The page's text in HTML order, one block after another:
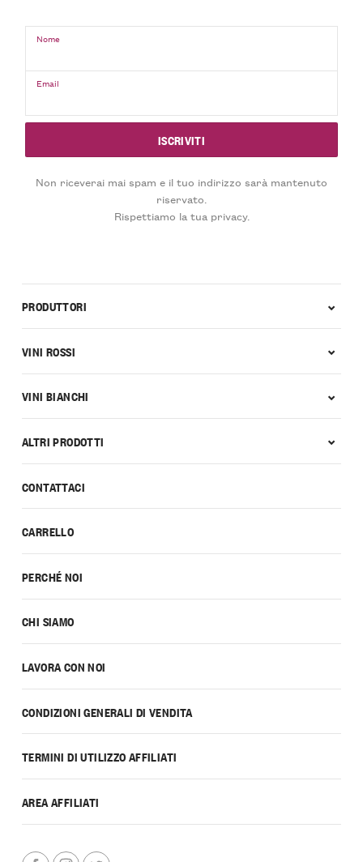
Nome
Email
Non riceverai mai spam e il tuo indirizzo sarà mantenuto
riservato.
Rispettiamo la tua privacy.
CONTATTACI
CARRELLO
PERCHÉ NOI
CHI SIAMO
LAVORA CON NOI
CONDIZIONI GENERALI DI VENDITA
TERMINI DI UTILIZZO AFFILIATI
AREA AFFILIATI
PRODUTTORI
VINI ROSSI
VINI BIANCHI
ALTRI PRODOTTI